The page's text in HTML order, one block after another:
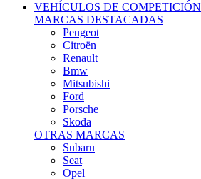
VEHÍCULOS DE COMPETICIÓN
MARCAS DESTACADAS
Peugeot
Citroën
Renault
Bmw
Mitsubishi
Ford
Porsche
Skoda
OTRAS MARCAS
Subaru
Seat
Opel